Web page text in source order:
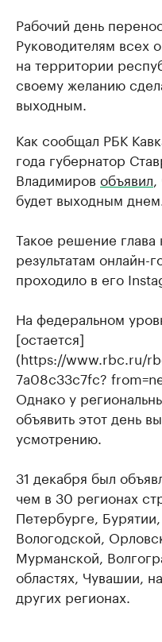
Рабочий день
Руководителям всех
на территории
своему желанию
выходным.
Как сообщал РБК
года губернатор
Владимиров объявил,
будет выходным
Такое решение глава
результатам онлайн-
проходило в его
На федеральном
[остается]
(https://www.rbc.ru/
7a08c33c7fc?
Однако у
объявить этот день
усмотрению.
31 декабря был
чем в 30 регионах
Петербурге,
Вологодской,
Мурманской,
областях, Чувашии,
других регионах.